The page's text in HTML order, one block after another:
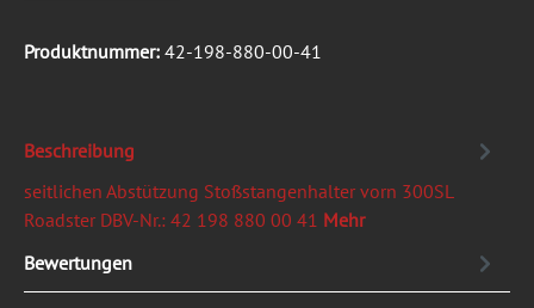
Produktnummer: 42-198-880-00-41
Beschreibung
seitlichen Abstützung Stoßstangenhalter vorn 300SL
Roadster DBV-Nr.: 42 198 880 00 41 Mehr
Bewertungen